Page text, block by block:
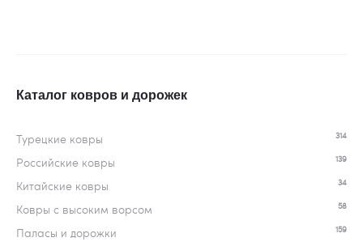
Каталог ковров и дорожек
Турецкие ковры 314
Российские ковры 139
Китайские ковры 34
Ковры c высоким ворсом 58
Паласы и дорожки 159